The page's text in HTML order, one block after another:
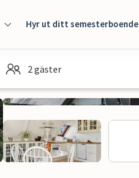
Hyr ut ditt semesterboende
2 gäster